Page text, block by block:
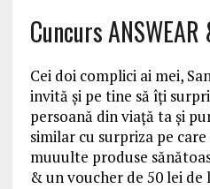
Cuncurs
Cei doi complici ai mei,
invită și pe tine să îți
persoană din viață ta și
similar cu surpriza pe
muuulte produse
& un voucher de 50 lei de